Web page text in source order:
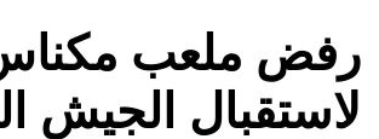
رفض ملعب
لاستقبال الجيش